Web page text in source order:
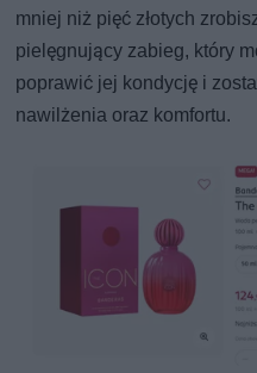
mniej niż pięć złotych
pielęgnujący zabieg, który
poprawić jej kondycję i
nawilżenia oraz komfortu.